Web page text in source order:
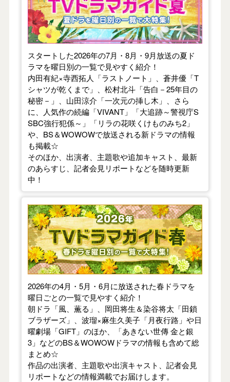
スタートした2026年の7月・8月・9月放送の夏ド
ラマを曜日別の一覧で見やすく紹介！
内田有紀×寺西拓人「ラストノート」、蒼井優「T
シャツが乾くまで」、松村北斗「告白－25年目の
秘密－」、山田涼介「一次元の挿し木」、さら
に、人気作の続編「VIVANT」「大追跡～警視庁S
SBC強行犯係～」「リラの花咲くけものみち2」
や、BS＆WOWOWで放送される新ドラマの情報
も掲載☆
そのほか、出演者、主題歌や追加キャスト、最新
のあらすじ、記者会見リポートなどを随時更新
中！
【2026年春】TVドラマガイド
2026年の4月・5月・6月に放送された春ドラマを
曜日ごとの一覧で見やすく紹介！
朝ドラ「風、薫る」、岡田将生＆染谷将太「田鎖
ブラザーズ」、波瑠×麻生久美子「月夜行路」や日
曜劇場「GIFT」のほか、「あきない世傳 金と銀
3」などのBS＆WOWOWドラマの情報も含めて総
まとめ☆
作品の出演者、主題歌や出演キャスト、記者会見
リポートなどの情報満載でお届けします。